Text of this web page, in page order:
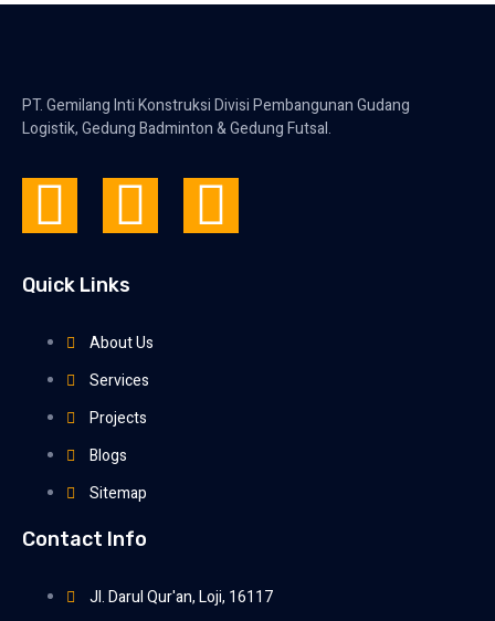
PT. Gemilang Inti Konstruksi Divisi Pembangunan Gudang
Logistik, Gedung Badminton & Gedung Futsal.
Quick Links
About Us
Services
Projects
Blogs
Sitemap
Contact Info
Jl. Darul Qur'an, Loji, 16117